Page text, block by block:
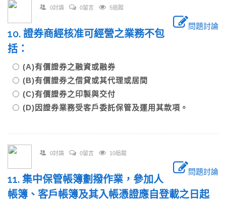
0討論 0留言 5追蹤
問題討論
10. 證券商經核准可經營之業務不包
括：
(A)有價證券之融資或融券
(B)有價證券之借貸或其代理或居間
(C)有價證券之印製與交付
(D)因證券業務受客戶委託保管及運用其款項。
0討論 0留言 10追蹤
問題討論
11. 集中保管帳簿劃撥作業，參加人
帳簿、客戶帳簿及其入帳憑證應自登載之日起